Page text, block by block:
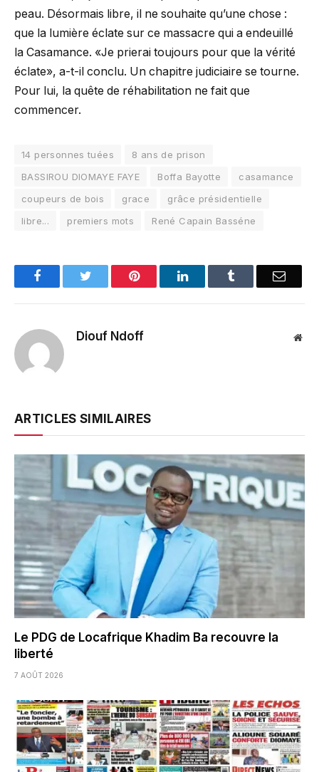
peau. Désormais libre, il ne souhaite qu’une chose :
que la lumière éclate sur ce massacre qui a endeuillé
la Casamance. «Je prierai toujours pour que la vérité
éclate», a-t-il conclu. Un chapitre judiciaire se tourne.
Pour lui, la quête de réhabilitation ne fait que
commencer.
14 personnes tuées
8 ans de prison
BASSIROU DIOMAYE FAYE
Boffa Bayotte
casamance
coupeurs de bois
grace
grâce présidentielle
libre...
premiers mots René Capain Basséne
FacebookTwitter Pinterest LinkedInTumblr Email
Diouf Ndoff
ARTICLES SIMILAIRES
Le PDG de Locafrique Khadim Ba recouvre la
liberté
7 AOÛT 2026